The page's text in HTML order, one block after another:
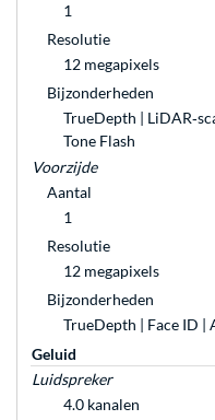
1
Resolutie
12 megapixels
Bijzonderheden
TrueDepth |
Tone Flash
Voorzijde
Aantal
1
Resolutie
12 megapixels
Bijzonderheden
TrueDepth | Face ID
Geluid
Luidspreker
4.0 kanalen